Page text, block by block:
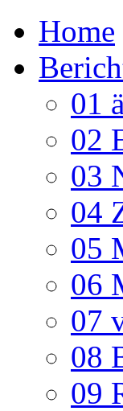
Home
01
02
03
04
05
06
07
08
09